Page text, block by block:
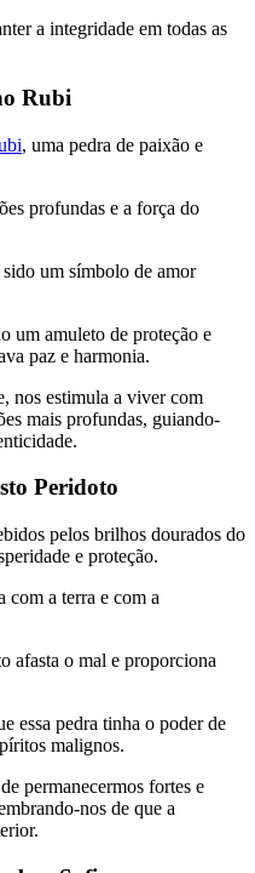
a integridade em todas as
Rubi
, uma pedra de paixão e
profundas e a força do
um símbolo de amor
um amuleto de proteção e
paz e harmonia.
nos estimula a viver com
mais profundas, guiando-
Peridoto
pelos brilhos dourados do
e proteção.
com a terra e com a
afasta o mal e proporciona
essa pedra tinha o poder de
malignos.
permanecermos fortes e
nos de que a